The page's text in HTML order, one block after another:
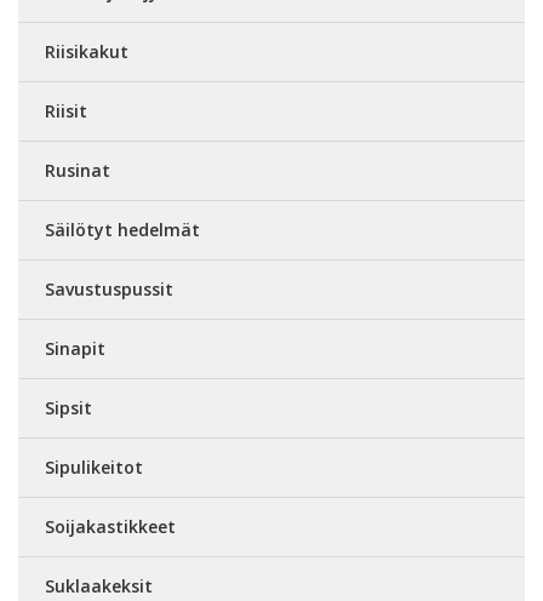
Riisikakut
Riisit
Rusinat
Säilötyt hedelmät
Savustuspussit
Sinapit
Sipsit
Sipulikeitot
Soijakastikkeet
Suklaakeksit